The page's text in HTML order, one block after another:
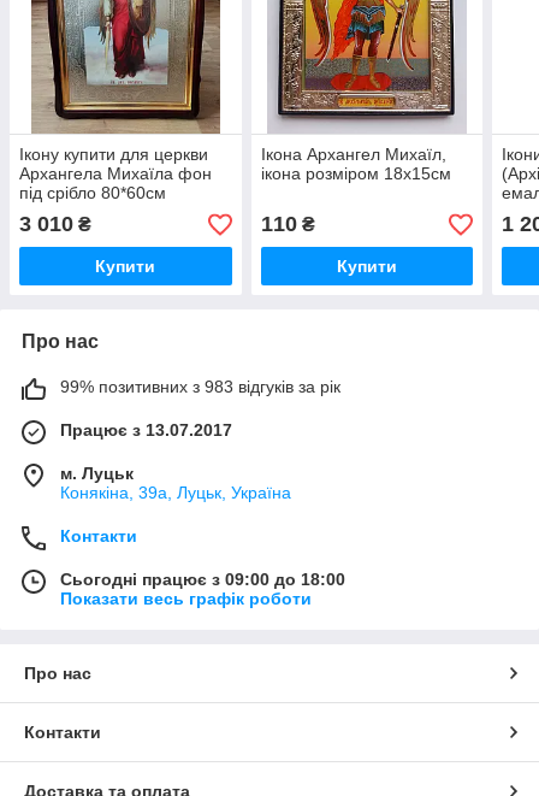
Ікону купити для церкви
Архангела Михаїла фон
під срібло 80*60см
3 010 ₴
Купити
Ікона Архангел Михаїл,
ікона розміром 18х15см
110₴
Купити
1
Про нас
99% позитивних з 983 відгуків за рік
Працює з 13.07.2017
м. Луцьк
Конякіна, 39а, Луцьк, Україна
Контакти
Сьогодні працює з 09:00 до 18:00
Показати весь графік роботи
Про нас
Контакти
Доставка та оплата